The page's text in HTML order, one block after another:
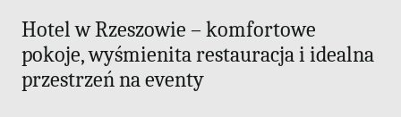
Hotel w Rzeszowie – komfortowe
pokoje, wyśmienita restauracja i idealna
przestrzeń na eventy